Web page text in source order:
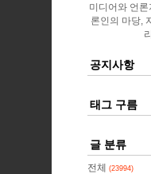
미디어와 언
론인의 마당,
공지사항
태그 구름
글 분류
전체 (23994)